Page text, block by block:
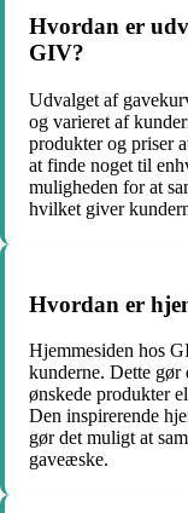
Hvordan er
GIV?
Udvalget af
og varieret af
produkter og priser
at finde noget til
muligheden for at
hvilket giver
Hvordan er
Hjemmesiden hos
kunderne. Dette gør
ønskede produkter
Den inspirerende
gør det muligt at
gaveæske.